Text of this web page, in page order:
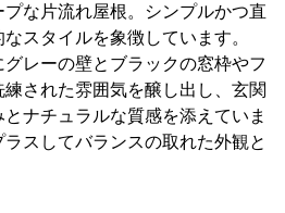
な片流れ屋根。シンプルかつ直
スタイルを象徴しています。
レーの壁とブラックの窓枠やフ
された雰囲気を醸し出し、玄関
ナチュラルな質感を添えていま
スしてバランスの取れた外観と